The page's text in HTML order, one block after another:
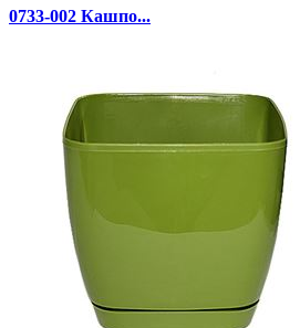
0733-002 Кашпо...